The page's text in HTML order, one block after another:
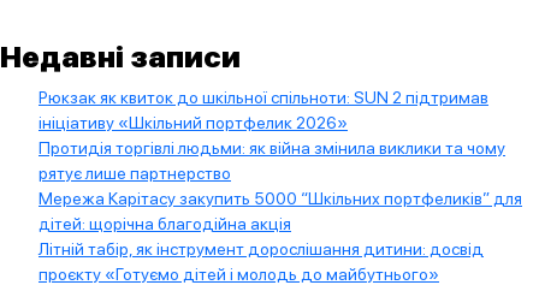
Недавні записи
Рюкзак як квиток до шкільної спільноти: SUN 2 підтримав
ініціативу «Шкільний портфелик 2026»
Протидія торгівлі людьми: як війна змінила виклики та чому
рятує лише партнерство
Мережа Карітасу закупить 5000 “Шкільних портфеликів” для
дітей: щорічна благодійна акція
Літній табір, як інструмент дорослішання дитини: досвід
проєкту «Готуємо дітей і молодь до майбутнього»